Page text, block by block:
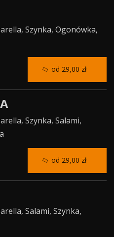
Szynka, Ogonówka,
Szynka, Salami,
Salami, Szynka,